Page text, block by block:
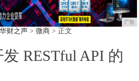
广告
华财之声> 微商> 正文
RESTful API 的